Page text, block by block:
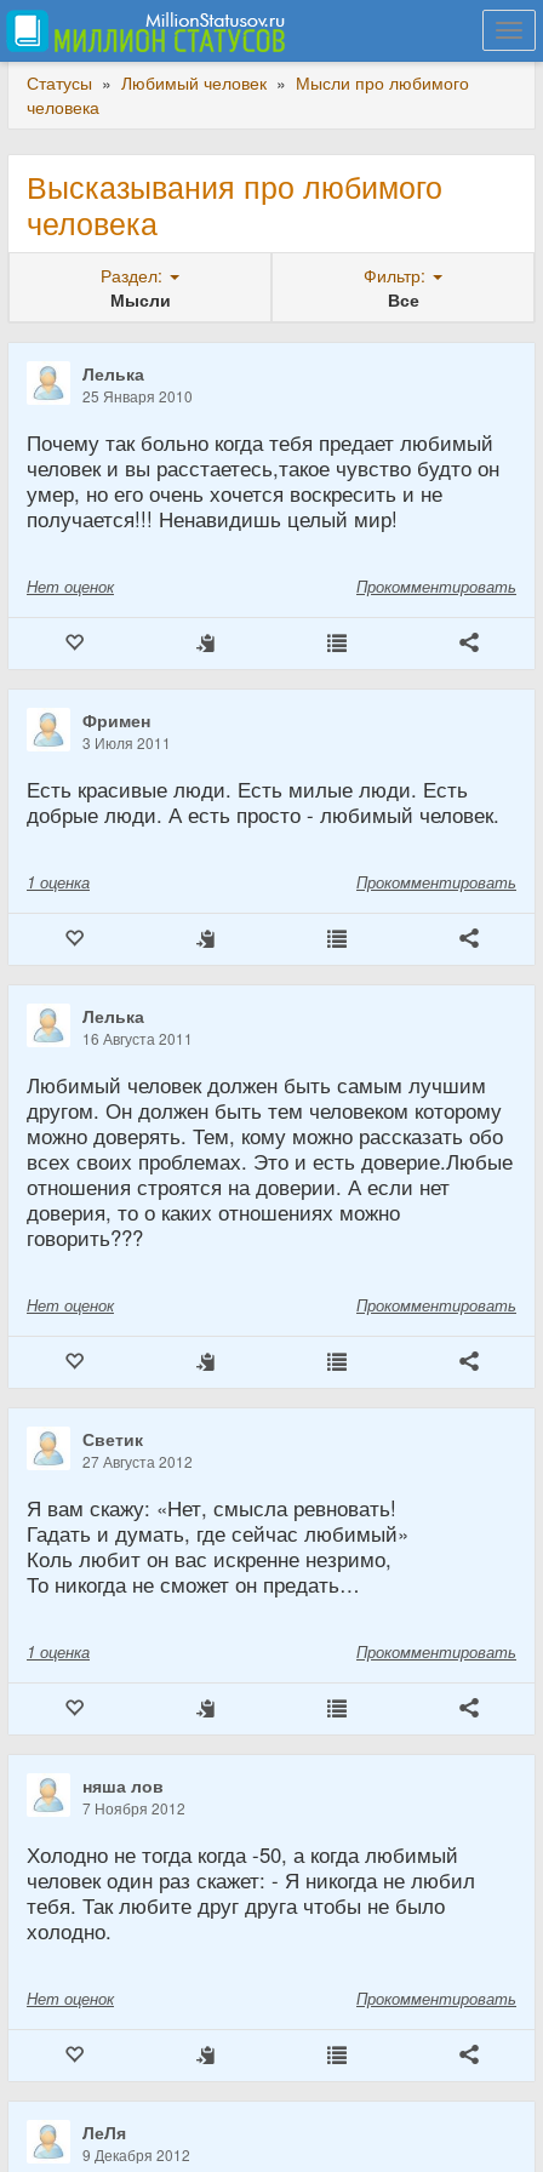
Статусы » Любимый человек » Мысли про любимого
человека
Высказывания про любимого
человека
Раздел:
Мысли
Фильтр:
Все
Лелька
25 Января 2010
Почему так больно когда тебя предает любимый
человек и вы расстаетесь,такое чувство будто он
умер, но его очень хочется воскресить и не
получается!!! Ненавидишь целый мир!
Нет оценок Прокомментировать
Фримен
3 Июля 2011
Есть красивые люди. Есть милые люди. Есть
добрые люди. А есть просто - любимый человек.
1 оценка Прокомментировать
Лелька
16 Августа 2011
Любимый человек должен быть самым лучшим
другом. Он должен быть тем человеком которому
можно доверять. Тем, кому можно рассказать обо
всех своих проблемах. Это и есть доверие.Любые
отношения строятся на доверии. А если нет
доверия, то о каких отношениях можно
говорить???
Нет оценок Прокомментировать
Светик
27 Августа 2012
Я вам скажу: «Нет, смысла ревновать!
Гадать и думать, где сейчас любимый»
Коль любит он вас искренне незримо,
То никогда не сможет он предать…
1 оценка Прокомментировать
няша лов
7 Ноября 2012
Холодно не тогда когда -50, а когда любимый
человек один раз скажет: - Я никогда не любил
тебя. Так любите друг друга чтобы не было
холодно.
Нет оценок Прокомментировать
ЛеЛя
9 Декабря 2012